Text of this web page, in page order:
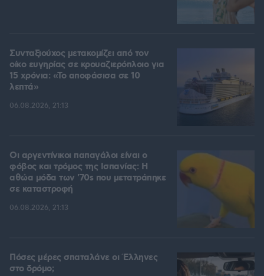
Συνταξιούχος μετακομίζει από τον
οίκο ευγηρίας σε κρουαζιερόπλοιο για
15 χρόνια: «Το αποφάσισα σε 10
λεπτά»
06.08.2026, 21:13
Οι αργεντίνικοι παπαγάλοι είναι ο
φόβος και τρόμος της Ισπανίας: Η
αθώα μόδα των '70s που μετατράπηκε
σε καταστροφή
06.08.2026, 21:13
Πόσες μέρες σπαταλάνε οι Έλληνες
στο δρόμο;